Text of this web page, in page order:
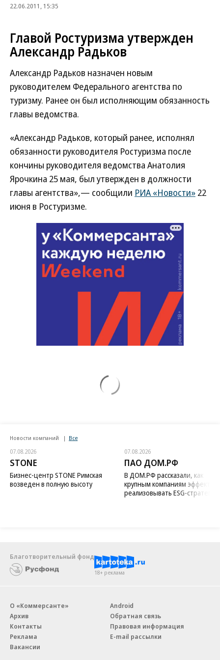
22.06.2011, 15:35
Главой Ростуризма утвержден
Александр Радьков
Александр Радьков назначен новым
руководителем Федерального агентства по
туризму. Ранее он был исполняющим обязанность
главы ведомства.
«Александр Радьков, который ранее, исполнял
обязанности руководителя Ростуризма после
кончины руководителя ведомства Анатолия
Ярочкина 25 мая, был утвержден в должности
главы агентства»,— сообщили РИА «Новости» 22
июня в Ростуризме.
Новости компаний Все
07.08.2026
STONE
Бизнес-центр STONE Римская
возведен в полную высоту
07.08.2026
ПАО ДОМ.РФ
В ДОМ.РФ рассказали, как
крупным компаниям
реализовывать ESG-стратегию
Благотворительный фонд
18+ реклама
О «Коммерсанте»
Архив
Контакты
Реклама
Вакансии
Android
Обратная связь
Правовая информация
E-mail рассылки